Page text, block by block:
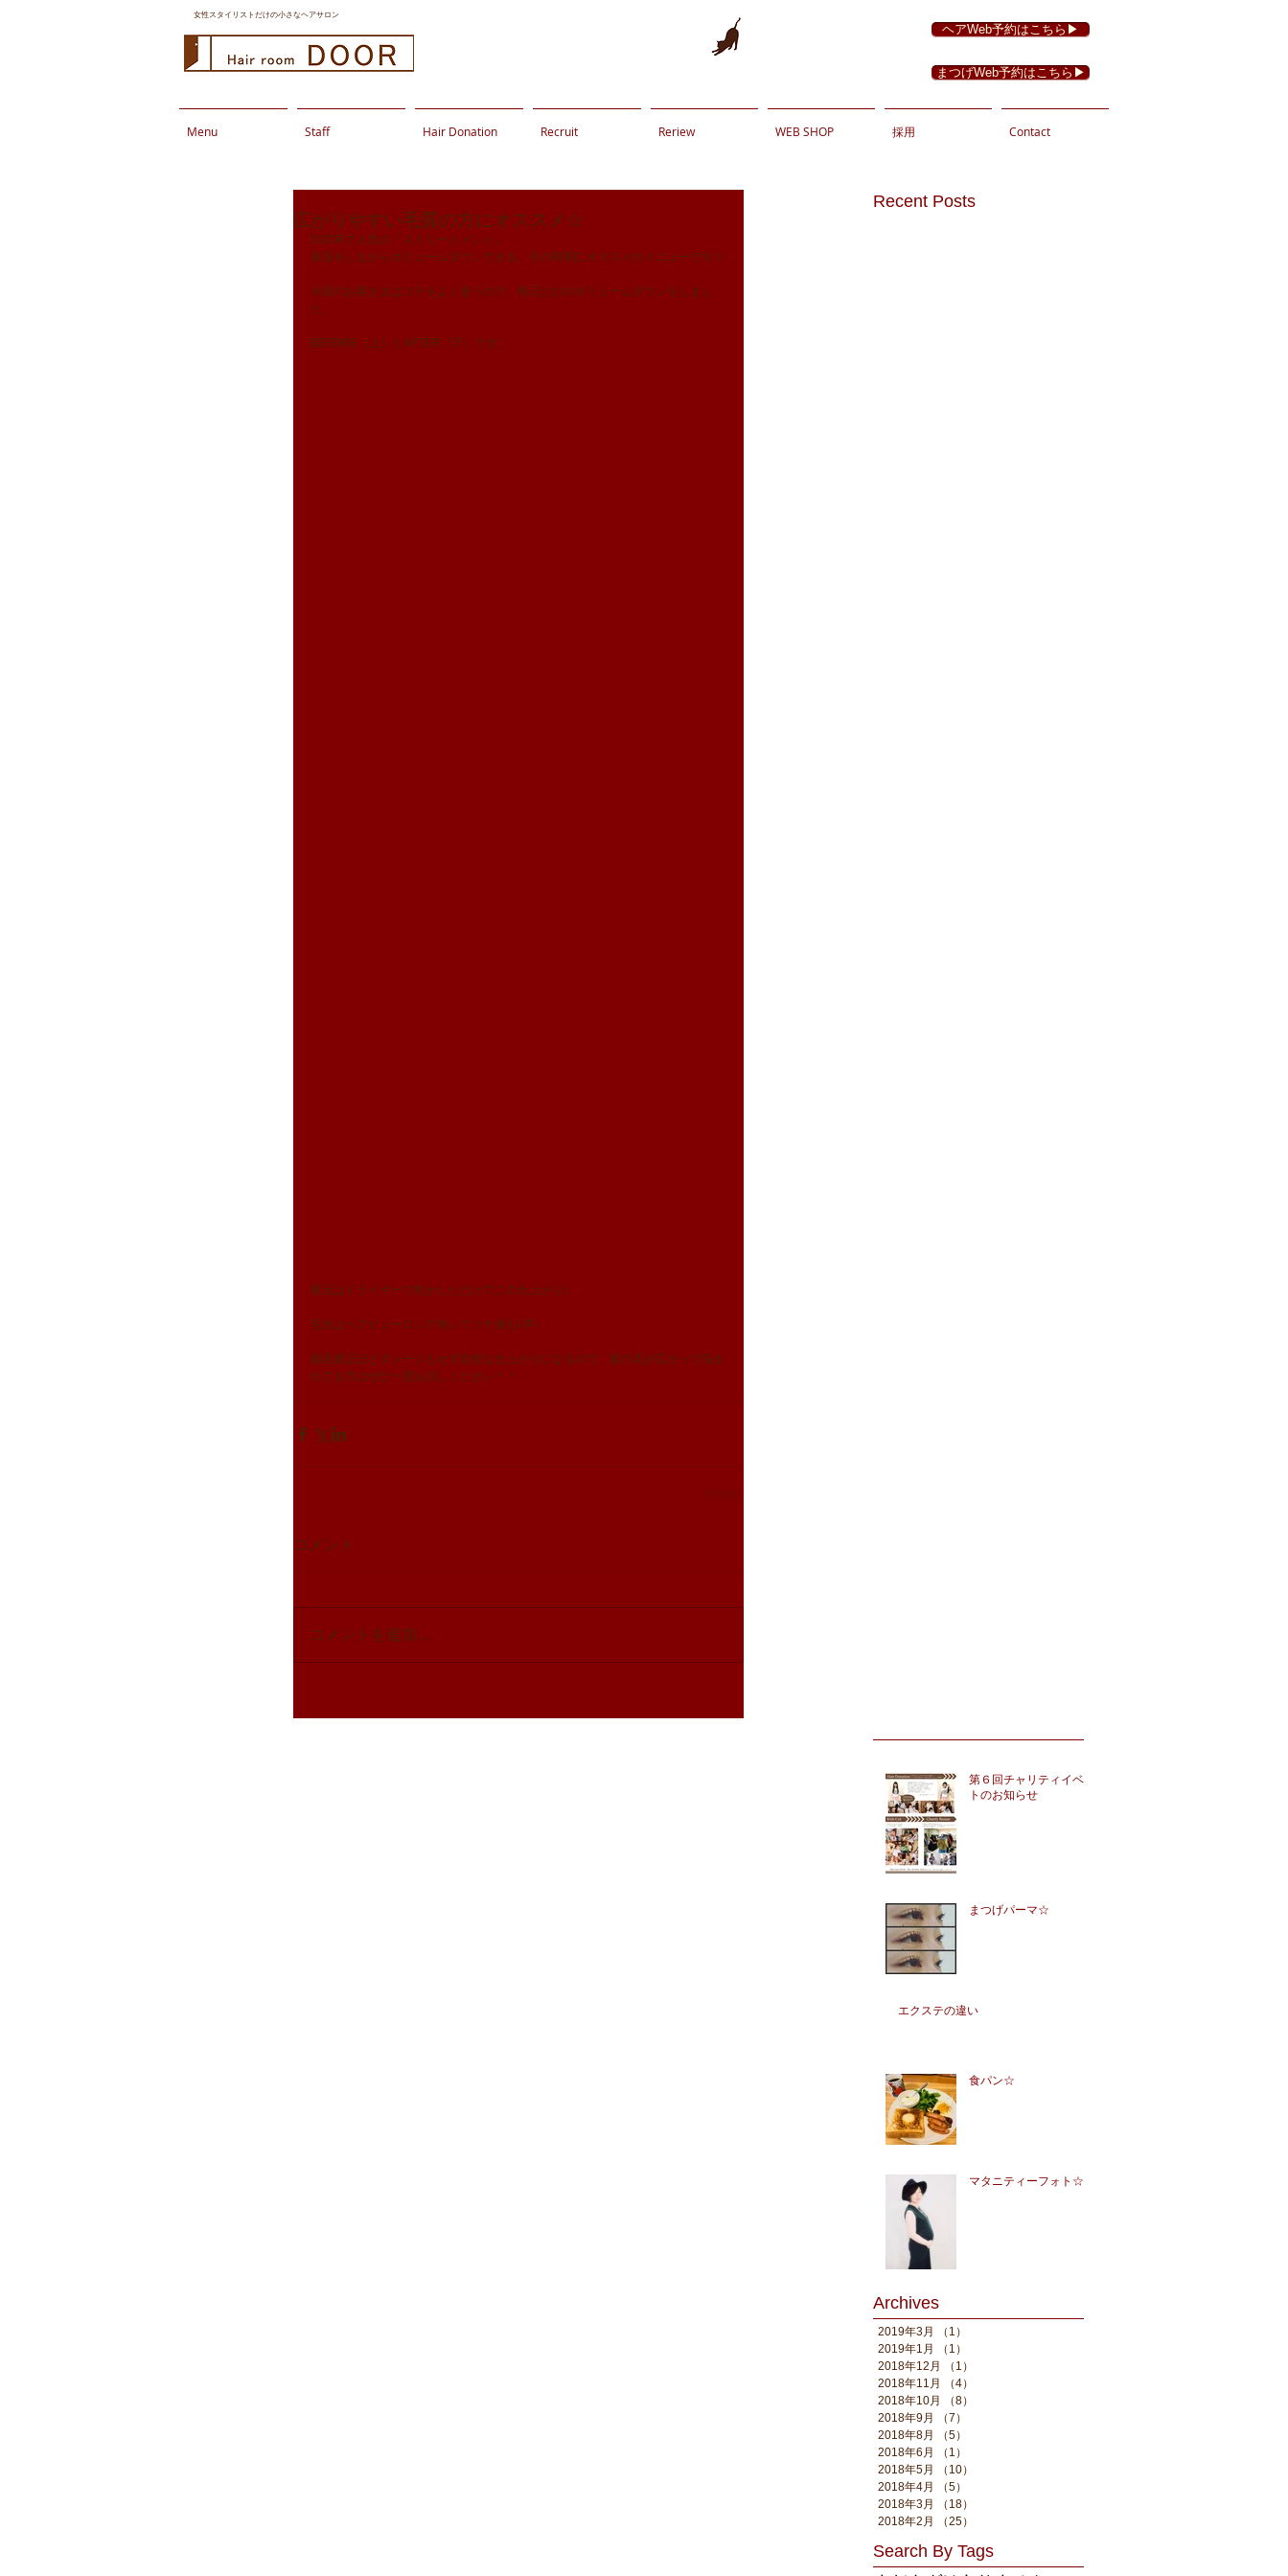
女性スタイリストだけの小さなヘアサロン
ヘアWeb予約はこちら▶︎
まつげWeb予約はこちら▶︎
Menu Staff Hair Donation Recruit Reriew WEB SHOP 採用 Contact
広がりやすい毛質の方にオススメ☆
DOORで人気の『ストリートメント』
保湿をしながらボリュームダウンできる、今の時期にオススメのメニューです☆
今回のお客さまはコテをよく使うので、根元だけのボリュームダウンをしまし
た。
BEFORE（上）とAFTER（下）です。
根元はドライヤーで乾かしただけでこの仕上がり♪
毛先はヘアビューロンで巻いてツヤ感もUP♪
縮毛矯正ほどダメージもせず自然な仕上がりになるので、髪の毛が広がって悩ま
れてる方はぜひ一度お試しください＾＾
コメント
コメントを追加…
Recent Posts
第６回チャリティイベン
トのお知らせ
まつげパーマ☆
エクステの違い
食パン☆
マタニティーフォト☆
Archives
2019年3月 （1）
2019年1月
（1）
2018年12月
（1）
2018年11月
（4）
2018年10月
（8）
2018年9月
（7）
2018年8月
（5）
2018年6月
（1）
2018年5月
（10）
2018年4月
（5）
2018年3月
（18）
2018年2月
（25）
Search By Tags